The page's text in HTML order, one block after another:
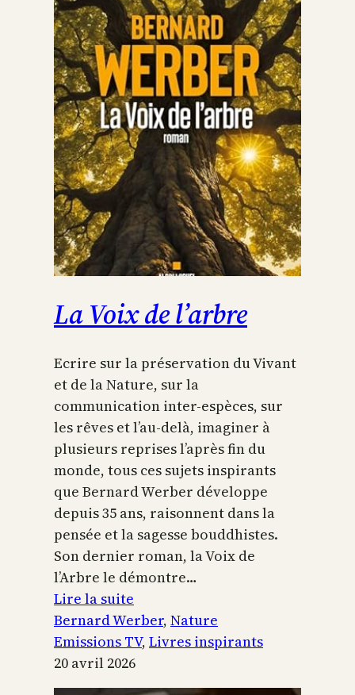
La Voix de l’arbre
Ecrire sur la préservation du Vivant
et de la Nature, sur la
communication inter-espèces, sur
les rêves et l’au-delà, imaginer à
plusieurs reprises l’après fin du
monde, tous ces sujets inspirants
que Bernard Werber développe
depuis 35 ans, raisonnent dans la
pensée et la sagesse bouddhistes.
Son dernier roman, la Voix de
l’Arbre le démontre…
Lire la suite
La
Voix
de
l’arbre
Bernard Werber, Nature
Emissions TV, Livres inspirants
20 avril 2026